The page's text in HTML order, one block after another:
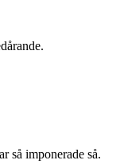
så imponerade så.